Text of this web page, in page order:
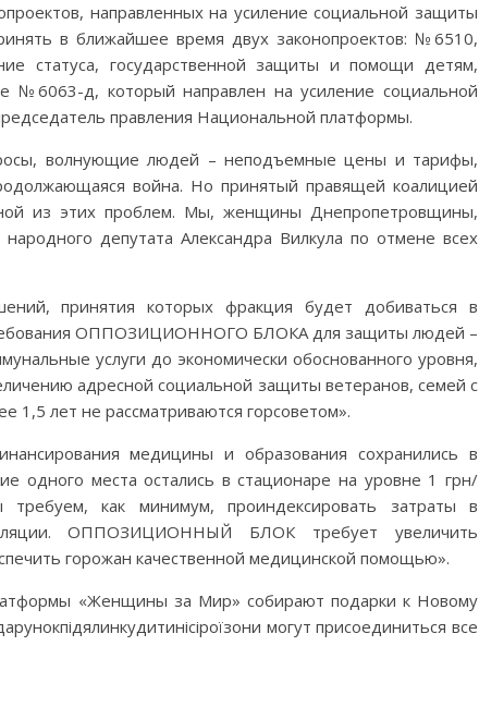
направленных на усиление социальной защиты
в ближайшее время двух законопроектов: №6510,
статуса, государственной защиты и помощи детям,
№6063-д, который направлен на усиление социальной
правления Национальной платформы.
волнующие людей – неподъемные цены и тарифы,
война. Но принятый правящей коалицией
из этих проблем. Мы, женщины Днепропетровщины,
депутата Александра Вилкула по отмене всех
принятия которых фракция будет добиваться в
ОППОЗИЦИОННОГО БЛОКА для защиты людей –
услуги до экономически обоснованного уровня,
адресной социальной защиты ветеранов, семей с
лет не рассматриваются горсоветом».
медицины и образования сохранились в
одного места остались в стационаре на уровне 1 грн/
как минимум, проиндексировать затраты в
ОППОЗИЦИОННЫЙ БЛОК требует увеличить
горожан качественной медицинской помощью».
«Женщины за Мир» собирают подарки к Новому
могут присоединиться все